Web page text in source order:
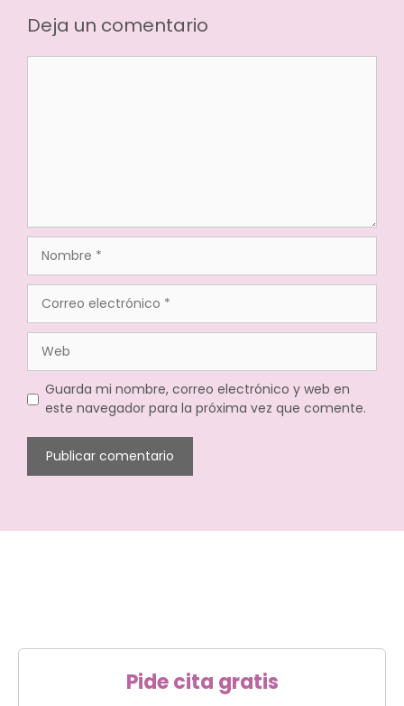
Deja un comentario
Guarda mi nombre, correo electrónico y web en
este navegador para la próxima vez que comente.
Pide cita gratis